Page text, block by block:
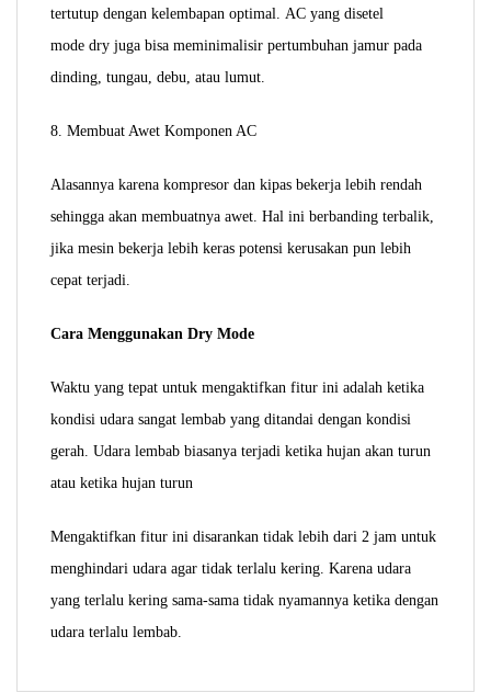
tertutup dengan kelembapan optimal. AC yang disetel
mode dry juga bisa meminimalisir pertumbuhan jamur pada
dinding, tungau, debu, atau lumut.
8. Membuat Awet Komponen AC
Alasannya karena kompresor dan kipas bekerja lebih rendah
sehingga akan membuatnya awet. Hal ini berbanding terbalik,
jika mesin bekerja lebih keras potensi kerusakan pun lebih
cepat terjadi.
Cara Menggunakan Dry Mode
Waktu yang tepat untuk mengaktifkan fitur ini adalah ketika
kondisi udara sangat lembab yang ditandai dengan kondisi
gerah. Udara lembab biasanya terjadi ketika hujan akan turun
atau ketika hujan turun
Mengaktifkan fitur ini disarankan tidak lebih dari 2 jam untuk
menghindari udara agar tidak terlalu kering. Karena udara
yang terlalu kering sama-sama tidak nyamannya ketika dengan
udara terlalu lembab.